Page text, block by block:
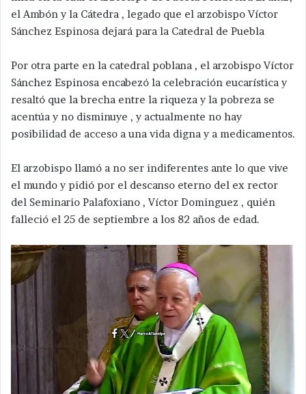
el Ambón y la Cátedra , legado que el arzobispo Víctor
Sánchez Espinosa dejará para la Catedral de Puebla
Por otra parte en la catedral poblana , el arzobispo Víctor
Sánchez Espinosa encabezó la celebración eucarística y
resaltó que la brecha entre la riqueza y la pobreza se
acentúa y no disminuye , y actualmente no hay
posibilidad de acceso a una vida digna y a medicamentos.
El arzobispo llamó a no ser indiferentes ante lo que vive
el mundo y pidió por el descanso eterno del ex rector
del Seminario Palafoxiano , Víctor Dominguez , quién
falleció el 25 de septiembre a los 82 años de edad.